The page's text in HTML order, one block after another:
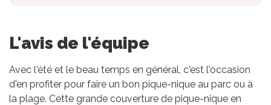
L'avis de l'équipe
Avec l'été et le beau temps en général, c'est l'occasion
d'en profiter pour faire un bon pique-nique au parc ou à
la plage. Cette grande couverture de pique-nique en